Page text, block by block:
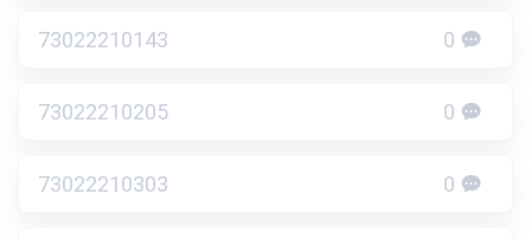
73022210143 0
73022210205 0
73022210303 0